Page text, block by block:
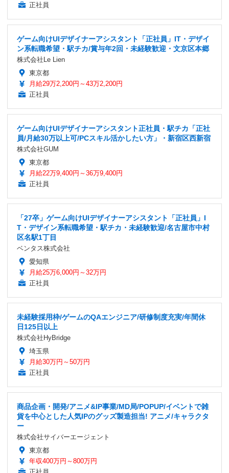
正社員
ゲーム向けUIデザイナーアシスタント「正社員」IT・デザイ
ン系転職希望・駅チカ/賞与年2回・未経験歓迎・文京区本郷
株式会社Le Lien
東京都
月給29万2,200円～43万2,200円
正社員
ゲーム向けUIデザイナーアシスタント正社員・駅チカ「正社
員/月給30万以上可/PCスキル活かしたい方」・新宿区西新宿
株式会社GUM
東京都
月給22万9,400円～36万9,400円
正社員
「27卒」ゲーム向けUIデザイナーアシスタント「正社員」I
T・デザイン系転職希望・駅チカ・未経験歓迎/名古屋市中村
区名駅1丁目
ベンタス株式会社
愛知県
月給25万6,000円～32万円
正社員
未経験採用枠/ゲームのQAエンジニア/研修制度充実/年間休
日125日以上
株式会社HyBridge
埼玉県
月給30万円～50万円
正社員
商品企画・開発/アニメ&IP事業/MD局/POPUP/イベントで雑
貨を中心とした人気IPのグッズ製造担当! アニメ/キャラクタ
ー
株式会社サイバーエージェント
東京都
年収400万円～800万円